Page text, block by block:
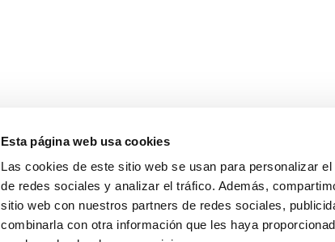
Esta página web usa cookies
Las cookies de este sitio web se usan para personalizar
de redes sociales y analizar el tráfico. Además,
sitio web con nuestros partners de redes sociales,
combinarla con otra información que les haya